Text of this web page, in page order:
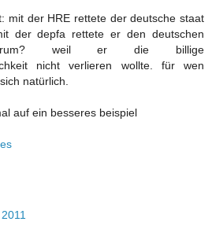
mit der HRE rettete der deutsche staat
der depfa rettete er den deutschen
weil er die billige
nicht verlieren wollte. für wen
natürlich.
auf ein besseres beispiel